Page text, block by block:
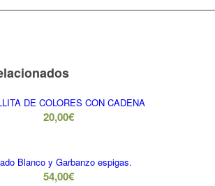
DE COLORES CON CADENA
20,00€
Blanco y Garbanzo espigas.
54,00€